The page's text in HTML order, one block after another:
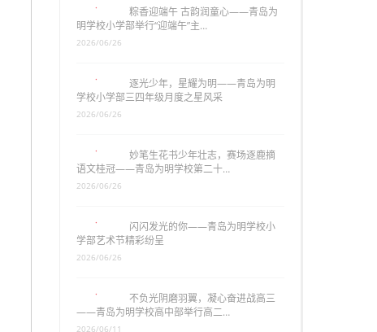
粽香迎端午 古韵润童心——青岛为
明学校小学部举行“迎端午”主…
逐光少年，星耀为明——青岛为明
学校小学部三四年级月度之星风采
妙笔生花书少年壮志，赛场逐鹿摘
语文桂冠——青岛为明学校第二十…
闪闪发光的你——青岛为明学校小
学部艺术节精彩纷呈
2026/06/26
不负光阴磨羽翼，凝心奋进战高三
——青岛为明学校高中部举行高二…
2026/06/11